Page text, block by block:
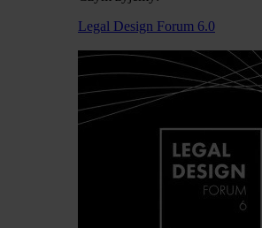
Legal Design Forum 6.0